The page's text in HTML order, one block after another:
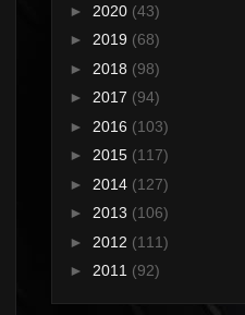
► 2020 (43)
► 2019 (68)
► 2018 (98)
► 2017 (94)
► 2016 (103)
► 2015 (117)
► 2014 (127)
► 2013 (106)
► 2012 (111)
► 2011 (92)